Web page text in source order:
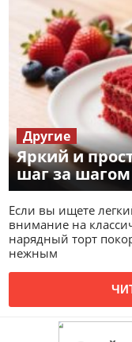
Яркий и
шаг за
Другие
Если вы ищете
внимание на
нарядный торт
нежным